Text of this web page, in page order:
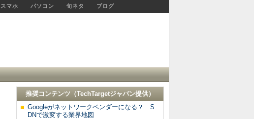
スマホ パソコン 旬ネタ ブログ
推奨コンテンツ（TechTargetジャパン提供）
Googleがネットワークベンダーになる？ S
DNで激変する業界地図